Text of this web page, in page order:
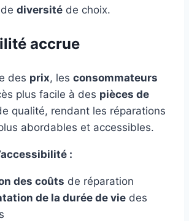
diversité de choix.
accrue
des prix, les consommateurs
plus facile à des pièces de
qualité, rendant les réparations
abordables et accessibles.
:
des coûts de réparation
de la durée de vie des